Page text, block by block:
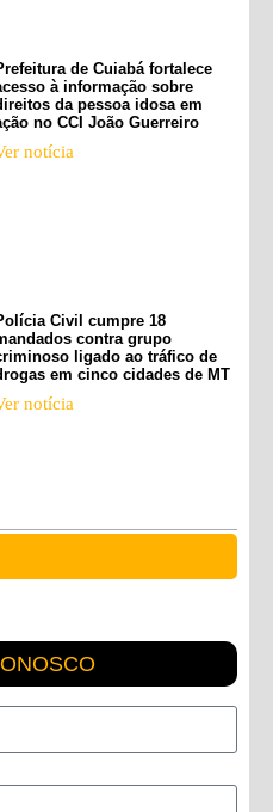
de Cuiabá fortalece
à informação sobre
da pessoa idosa em
no CCI João Guerreiro
notícia
Civil cumpre 18
contra grupo
ligado ao tráfico de
em cinco cidades de MT
notícia